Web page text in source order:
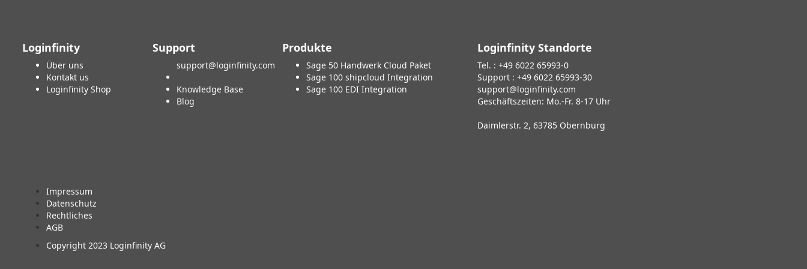
Loginfinity
Über uns
Kontakt us
Loginfinity Shop
Support
support@loginfinity.com
Knowledge Base
Blog
Produkte
Sage 50 Handwerk Cloud Paket
Sage 100 shipcloud Integration
Sage 100 EDI Integration
Loginfinity Standorte
Tel. : +49 6022 65993-0
Support : +49 6022 65993-30
support@loginfinity.com
Geschäftszeiten: Mo.-Fr. 8-17 Uhr
Daimlerstr. 2, 63785 Obernburg
Impressum
Datenschutz
Rechtliches
AGB
Copyright 2023 Loginfinity AG